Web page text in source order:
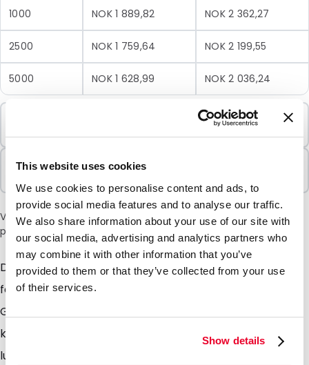
This website uses cookies
We use cookies to personalise content and ads, to
provide social media features and to analyse our traffic.
We also share information about your use of our site with
our social media, advertising and analytics partners who
may combine it with other information that you’ve
provided to them or that they’ve collected from your use
of their services.
Show details
1000 NOK 1 889,82 NOK 2 362,27
2500 NOK 1 759,64 NOK 2 199,55
5000 NOK 1 628,99 NOK 2 036,24
100 Enheter
Selges i pakker
Vær oppmerksom på: et tillegg på 6 % vil bli lagt til i kassen
på grunn av den nåværende situasjonen i Midtøsten.
Den nyutviklede IATA Safetybag oppfyller alle krav til
forsendelse av prøver i kategori A og kategori B.
Godkjent som sekundæremballasje i
kombinasjonspakker for transport på land, til sjøs og i
luften, i henhold til 49CFR §173.196; P650 (ADR / RID /